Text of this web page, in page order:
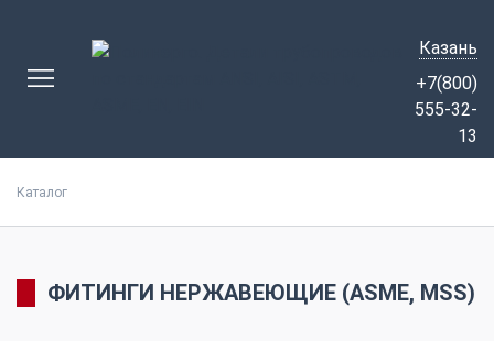
Казань
+7(800)
555-32-
13
Каталог
ФИТИНГИ НЕРЖАВЕЮЩИЕ (ASME, MSS)